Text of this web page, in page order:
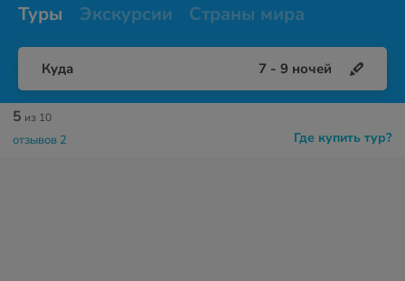
Туры
Экскурсии Страны мира
Куда 7 - 9 ночей
Где купить тур?
5 из 10
отзывов 2